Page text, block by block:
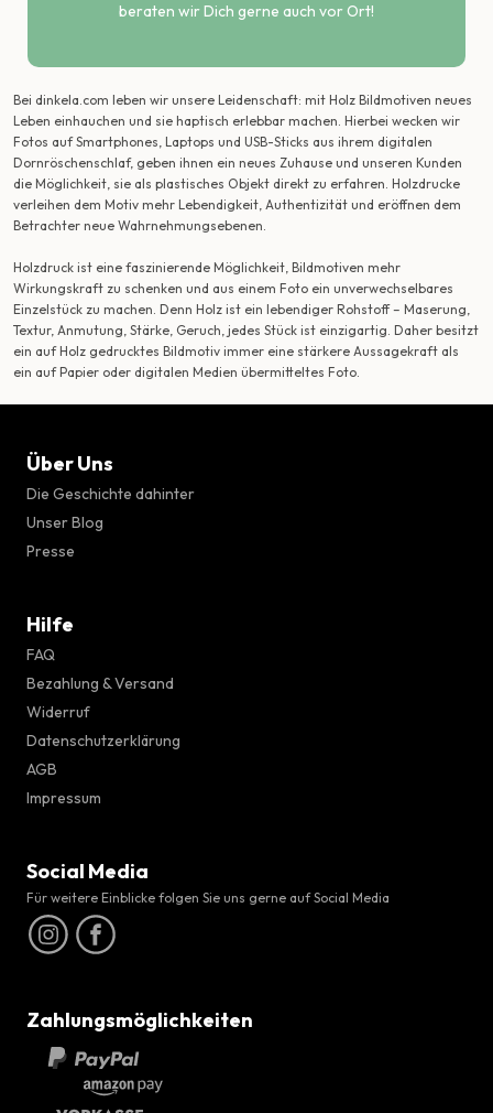
beraten wir Dich gerne auch vor Ort!
Bei dinkela.com leben wir unsere Leidenschaft: mit Holz Bildmotiven neues
Leben einhauchen und sie haptisch erlebbar machen. Hierbei wecken wir
Fotos auf Smartphones, Laptops und USB-Sticks aus ihrem digitalen
Dornröschenschlaf, geben ihnen ein neues Zuhause und unseren Kunden
die Möglichkeit, sie als plastisches Objekt direkt zu erfahren. Holzdrucke
verleihen dem Motiv mehr Lebendigkeit, Authentizität und eröffnen dem
Betrachter neue Wahrnehmungsebenen.
Holzdruck ist eine faszinierende Möglichkeit, Bildmotiven mehr
Wirkungskraft zu schenken und aus einem Foto ein unverwechselbares
Einzelstück zu machen. Denn Holz ist ein lebendiger Rohstoff – Maserung,
Textur, Anmutung, Stärke, Geruch, jedes Stück ist einzigartig. Daher besitzt
ein auf Holz gedrucktes Bildmotiv immer eine stärkere Aussagekraft als
ein auf Papier oder digitalen Medien übermitteltes Foto.
Über Uns
Die Geschichte dahinter
Unser Blog
Presse
Hilfe
FAQ
Bezahlung & Versand
Widerruf
Datenschutzerklärung
AGB
Impressum
Social Media
Für weitere Einblicke folgen Sie uns gerne auf Social Media
Zahlungsmöglichkeiten